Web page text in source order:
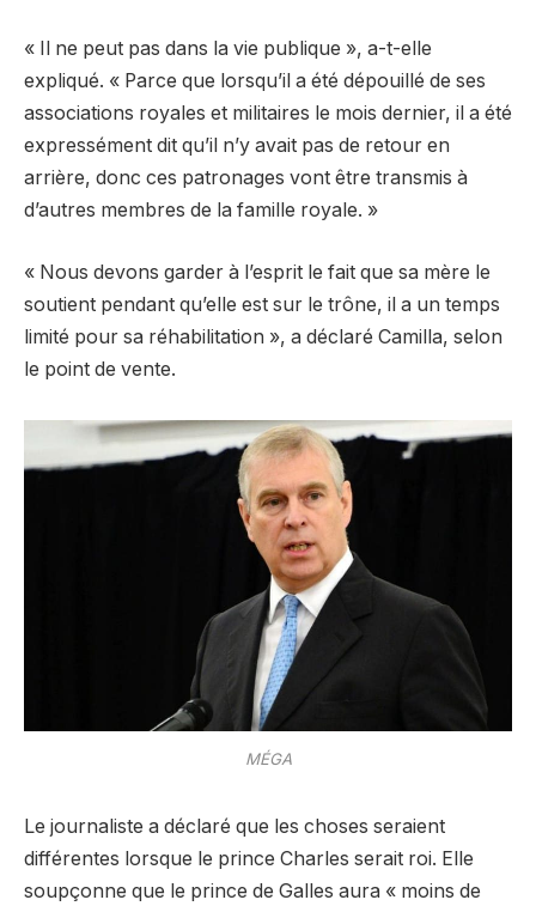
« Il ne peut pas dans la vie publique », a-t-elle
expliqué. « Parce que lorsqu’il a été dépouillé de ses
associations royales et militaires le mois dernier, il a été
expressément dit qu’il n’y avait pas de retour en
arrière, donc ces patronages vont être transmis à
d’autres membres de la famille royale. »
« Nous devons garder à l’esprit le fait que sa mère le
soutient pendant qu’elle est sur le trône, il a un temps
limité pour sa réhabilitation », a déclaré Camilla, selon
le point de vente.
MÉGA
Le journaliste a déclaré que les choses seraient
différentes lorsque le prince Charles serait roi. Elle
soupçonne que le prince de Galles aura « moins de